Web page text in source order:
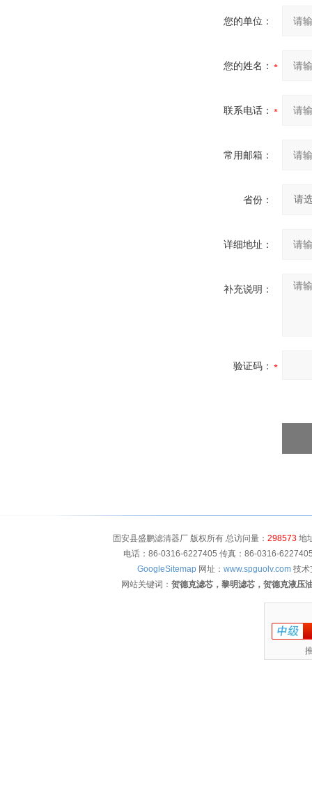
您的单位：
您的姓名：
联系电话：
常用邮箱：
省份：
详细地址：
补充说明：
验证码：
固安县盛鹏滤清器厂 版权所有 总访问量： 298573地
电话：86-0316-6227405 传真：86-0316-
GoogleSitemap 网址： www.spguolv.com 技术
网站关键词： 贺德克滤芯，黎明滤芯，贺德克液压